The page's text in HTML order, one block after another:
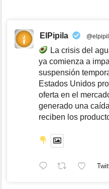
ElPipila
La crisis del
ya comienza a
suspensión
Estados Unidos
oferta en el
generado una
reciben los